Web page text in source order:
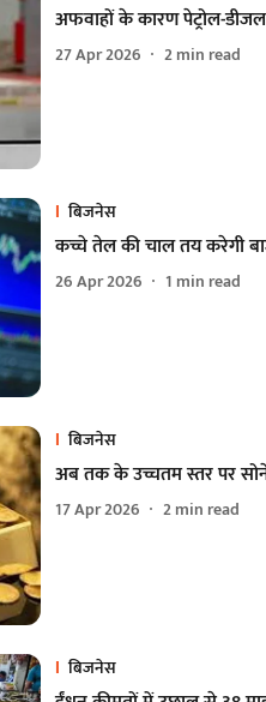
अफवाहों के कारण पेट्रोल-
27 Apr 2026 2min read
बिजनेस
कच्चे तेल की चाल तय करेगी
26 Apr 2026 1 min read
बिजनेस
अब तक के उच्चतम स्तर पर
17 Apr 2026 2min read
बिजनेस